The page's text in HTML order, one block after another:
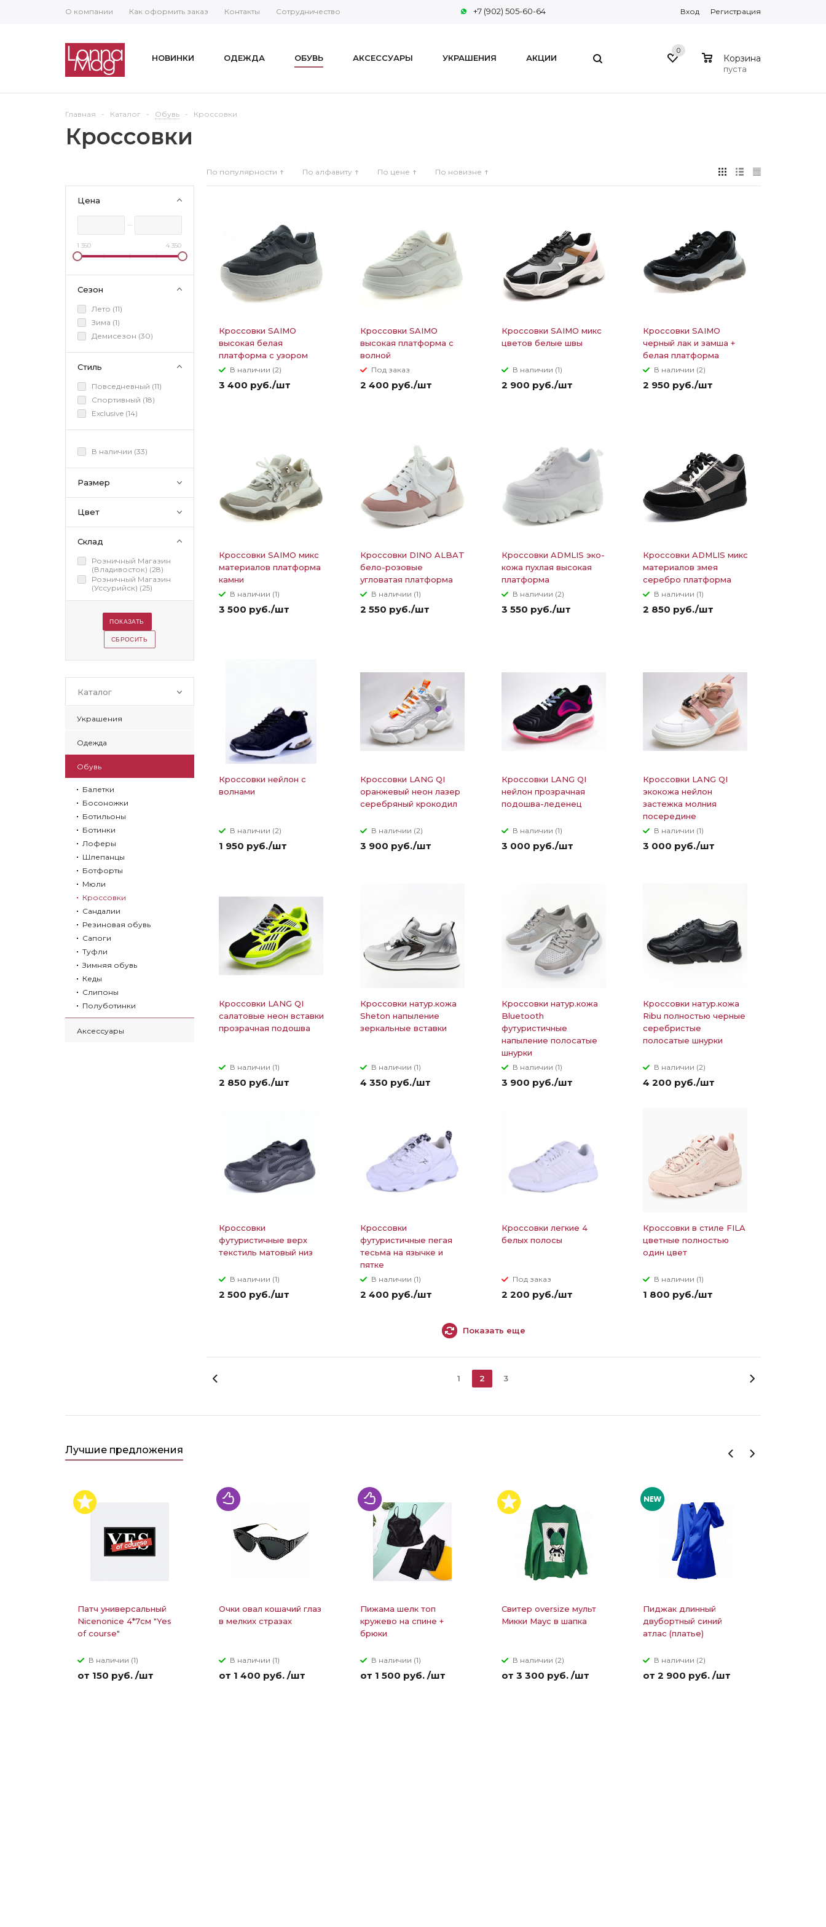
О компании Как оформить заказ Контакты Сотрудничество +7 (902) 505-60-64 Вход Регистрация
НОВИНКИ ОДЕЖДА ОБУВЬ АКСЕССУАРЫ УКРАШЕНИЯ АКЦИИ
0
Корзина
пуста
Главная - Каталог - Обувь - Кроссовки
Кроссовки
Цена
1 350 4 350
Сезон
Лето (11)
Зима (1)
Демисезон (30)
Стиль
Повседневный (11)
Спортивный (18)
Exclusive (14)
В наличии (33)
Размер
Цвет
Склад
Розничный Магазин
(Владивосток) (28)
Розничный Магазин
(Уссурийск) (25)
Каталог
Украшения
Одежда
Обувь
Балетки
Босоножки
Ботильоны
Ботинки
Лоферы
Шлепанцы
Ботфорты
Мюли
Кроссовки
Сандалии
Резиновая обувь
Сапоги
Туфли
Зимняя обувь
Кеды
Слипоны
Полуботинки
Аксессуары
По популярности По алфавиту По цене По новизне
Кроссовки SAIMO
высокая белая
платформа с узором
В наличии (2)
3 400 руб./шт
Кроссовки SAIMO
высокая платформа с
волной
Под заказ
2 400 руб./шт
Кроссовки SAIMO микс
цветов белые швы
В наличии (1)
2 900 руб./шт
Кроссовки SAIMO
черный лак и замша +
белая платформа
В наличии (2)
2 950 руб./шт
Кроссовки SAIMO микс
материалов платформа
камни
В наличии (1)
3 500 руб./шт
Кроссовки DINO ALBAT
бело-розовые
угловатая платформа
В наличии (1)
2 550 руб./шт
Кроссовки ADMLIS эко-
кожа пухлая высокая
платформа
В наличии (2)
3 550 руб./шт
Кроссовки ADMLIS микс
материалов змея
серебро платформа
В наличии (1)
2 850 руб./шт
Кроссовки нейлон с
волнами
В наличии (2)
1 950 руб./шт
Кроссовки LANG QI
оранжевый неон лазер
серебряный крокодил
В наличии (2)
3 900 руб./шт
Кроссовки LANG QI
нейлон прозрачная
подошва-леденец
В наличии (1)
3 000 руб./шт
Кроссовки LANG QI
экокожа нейлон
застежка молния
посередине
В наличии (1)
3 000 руб./шт
Кроссовки LANG QI
салатовые неон вставки
прозрачная подошва
В наличии (1)
2 850 руб./шт
Кроссовки натур.кожа
Sheton напыление
зеркальные вставки
В наличии (1)
4 350 руб./шт
Кроссовки натур.кожа
Bluetooth
футуристичные
напыление полосатые
шнурки
В наличии (1)
3 900 руб./шт
Кроссовки натур.кожа
Ribu полностью черные
серебристые
полосатые шнурки
В наличии (2)
4 200 руб./шт
Кроссовки
футуристичные верх
текстиль матовый низ
В наличии (1)
2 500 руб./шт
Кроссовки
футуристичные пегая
тесьма на язычке и
пятке
В наличии (1)
2 400 руб./шт
Кроссовки легкие 4
белых полосы
Под заказ
2 200 руб./шт
Кроссовки в стиле FILA
цветные полностью
один цвет
В наличии (1)
1 800 руб./шт
Показать еще
1 2 3
Лучшие предложения
Патч универсальный
Nicenonice 4*7см "Yes
of course"
В наличии (1)
от 150 руб. /шт
Очки овал кошачий глаз
в мелких стразах
В наличии (1)
от 1 400 руб. /шт
Пижама шелк топ
кружево на спине +
брюки
В наличии (1)
от 1 500 руб. /шт
Свитер oversize мульт
Микки Маус в шапка
В наличии (2)
от 3 300 руб. /шт
Пиджак длинный
двубортный синий
атлас (платье)
В наличии (2)
от 2 900 руб. /шт